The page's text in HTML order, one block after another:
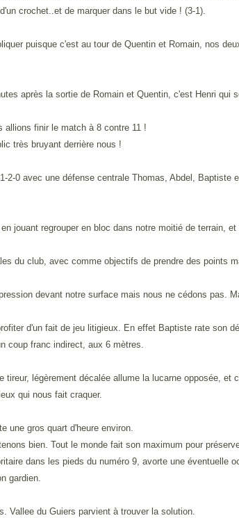
crochet..et de marquer dans le but vide ! (3-1).
puisque c'est au tour de Quentin et Romain, nos
après la sortie de Romain et Quentin, c'est Henri qui
allions finir le match à 8 contre 11 !
très bruyant derrière nous !
2-0 avec une défense centrale Thomas, Abdel,
jouant regrouper en bloc dans notre moitié de terrain,
du club, avec comme objectifs de prendre des points
devant notre surface mais nous ne cédons pas.
d'un fait de jeu litigieux. En effet Baptiste rate
coup franc indirect, aux 6 mètres.
tireur, légèrement décalée allume la lucarne opposée,
qui nous fait craquer.
une gros quart d'heure environ.
bien. Tout le monde fait son maximum pour
dans les pieds du numéro 9, avorte une éventuelle
gardien.
Vallee du Guiers parvient à trouver la solution.